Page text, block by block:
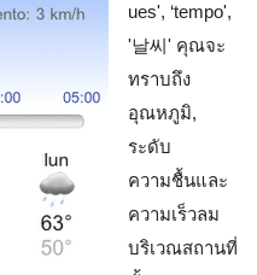
ues', ‘tempo',
'날씨' คุณจะ
ทราบถึง
อุณหภูมิ,
ระดับ
ความชื้นและ
ความเร็วลม
บริเวณสถานที่